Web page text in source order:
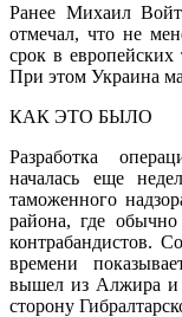
Ранее Михаил
отмечал, что не
срок в
При этом Украина
КАК ЭТО БЫЛО
Разработка
началась еще
таможенного
района, где обычно
контрабандистов.
времени
вышел из Алжира и
сторону